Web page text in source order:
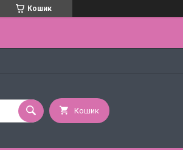
Кошик
Кошик